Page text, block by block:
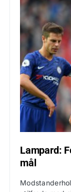
Lampard:
mål